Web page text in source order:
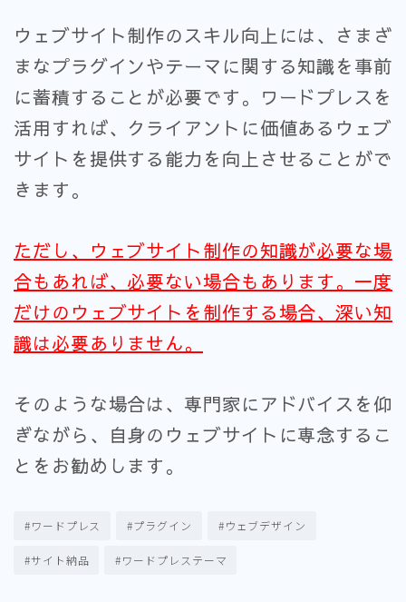
ウェブサイト制作のスキル向上には、さまざ
まなプラグインやテーマに関する知識を事前
に蓄積することが必要です。ワードプレスを
活用すれば、クライアントに価値あるウェブ
サイトを提供する能力を向上させることがで
きます。
ただし、ウェブサイト制作の知識が必要な場
合もあれば、必要ない場合もあります。 一度
だけのウェブサイトを制作する場合、深い知
識は必要ありません。
そのような場合は、専門家にアドバイスを仰
ぎながら、自身のウェブサイトに専念するこ
とをお勧めします。
#ワードプレス #プラグイン #ウェブデザイン
#サイト納品 #ワードプレステーマ